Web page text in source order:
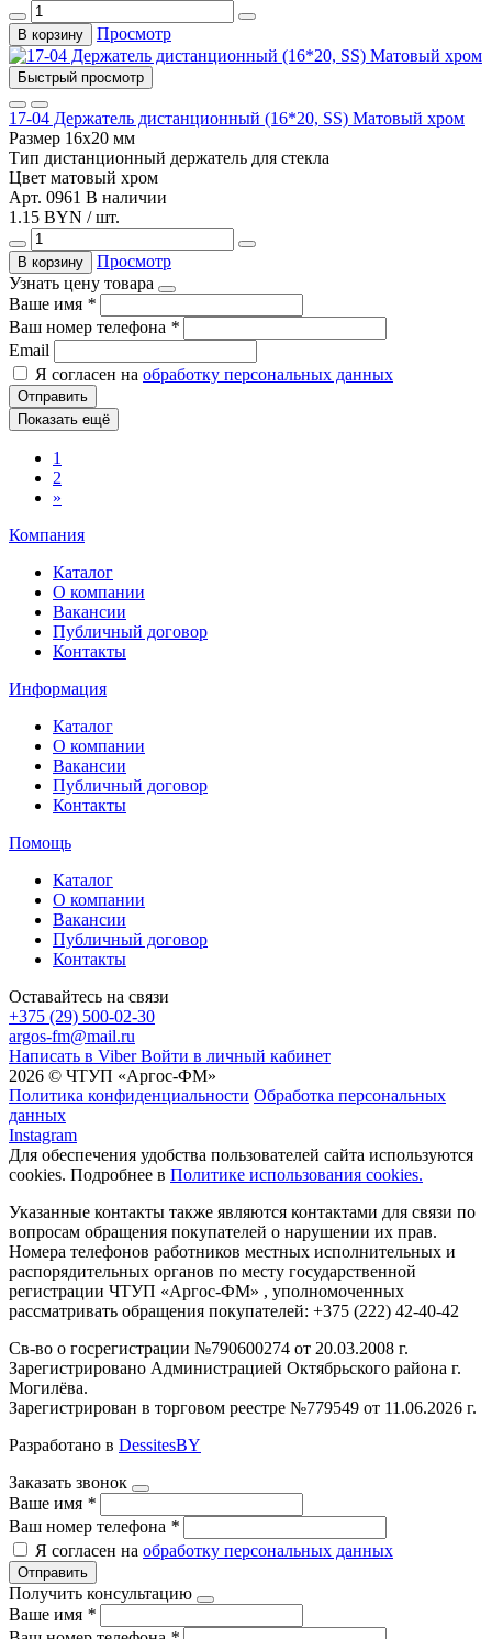
В корзину Просмотр
Быстрый просмотр
17-04 Держатель дистанционный (16*20, SS) Матовый хром
Размер 16х20 мм
Тип дистанционный держатель для стекла
Цвет матовый хром
Арт. 0961 В наличии
1.15 BYN / шт.
В корзину
Просмотр
Узнать цену товара
Ваше имя *
Ваш номер телефона *
Email
Я согласен на обработку персональных данных
Отправить
Показать ещё
1
2
»
Компания
Каталог
О компании
Вакансии
Публичный договор
Контакты
Информация
Каталог
О компании
Вакансии
Публичный договор
Контакты
Помощь
Каталог
О компании
Вакансии
Публичный договор
Контакты
Оставайтесь на связи
+375 (29) 500-02-30
argos-fm@mail.ru
Написать в Viber Войти в личный кабинет
2026 © ЧТУП «Аргос-ФМ»
Политика конфиденциальности Обработка персональных
данных
Instagram
Для обеспечения удобства пользователей сайта используются
cookies. Подробнее в Политике использования cookies.
Указанные контакты также являются контактами для связи по
вопросам обращения покупателей о нарушении их прав.
Номера телефонов работников местных исполнительных и
распорядительных органов по месту государственной
регистрации ЧТУП «Аргос-ФМ» , уполномоченных
рассматривать обращения покупателей: +375 (222) 42-40-42
Св-во о госрегистрации №790600274 от 20.03.2008 г.
Зарегистрировано Администрацией Октябрьского района г.
Могилёва.
Зарегистрирован в торговом реестре №779549 от 11.06.2026 г.
Разработано в DessitesBY
Заказать звонок
Ваше имя *
Ваш номер телефона *
Я согласен на обработку персональных данных
Отправить
Получить консультацию
Ваше имя *